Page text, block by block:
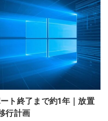
終了まで約1年｜放置
行計画